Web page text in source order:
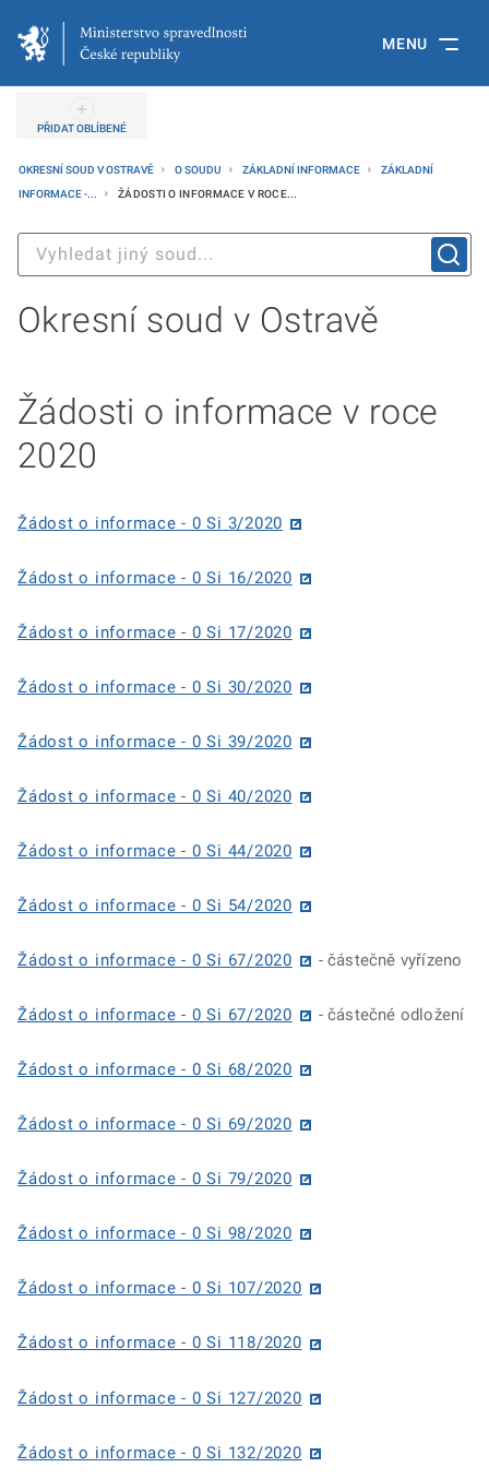
MENU
PŘIDAT OBLÍBENÉ
OKRESNÍ SOUD V OSTRAVĚ O SOUDU ZÁKLADNÍ INFORMACE
ZÁKLADNÍ
INFORMACE -...
ŽÁDOSTI O INFORMACE V ROCE...
Okresní soud v Ostravě
Žádosti o informace v roce
2020
Žádost o informace - 0 Si 3/2020
Žádost o informace - 0 Si 16/2020
Žádost o informace - 0 Si 17/2020
Žádost o informace - 0 Si 30/2020
Žádost o informace - 0 Si 39/2020
Žádost o informace - 0 Si 40/2020
Žádost o informace - 0 Si 44/2020
Žádost o informace - 0 Si 54/2020
Žádost o informace - 0 Si 67/2020 - částečně vyřízeno
Žádost o informace - 0 Si 67/2020 - částečné odložení
Žádost o informace - 0 Si 68/2020
Žádost o informace - 0 Si 69/2020
Žádost o informace - 0 Si 79/2020
Žádost o informace - 0 Si 98/2020
Žádost o informace - 0 Si 107/2020
Žádost o informace - 0 Si 118/2020
Žádost o informace - 0 Si 127/2020
Žádost o informace - 0 Si 132/2020